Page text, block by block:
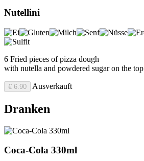
Nutellini
6 Fried pieces of pizza dough
with nutella and powdered sugar on the top
€ 6.90 Ausverkauft
Dranken
Coca-Cola 330ml